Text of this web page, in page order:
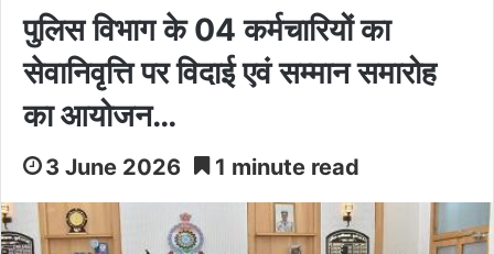
पुलिस विभाग के 04 कर्मचारियों का
सेवानिवृत्ति पर विदाई एवं सम्मान समारोह
का आयोजन…
3 June 2026 1 minute read